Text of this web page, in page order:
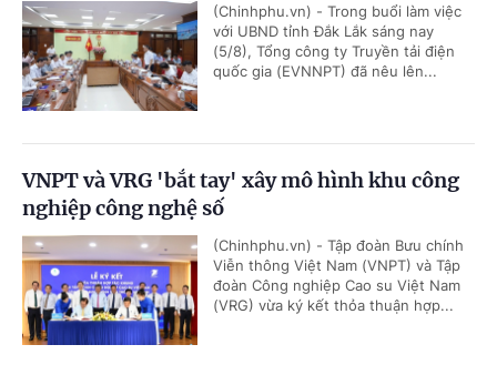
(Chinhphu.vn) - Trong buổi làm việc
với UBND tỉnh Đắk Lắk sáng nay
(5/8), Tổng công ty Truyền tải điện
quốc gia (EVNNPT) đã nêu lên...
VNPT và VRG 'bắt tay' xây mô hình khu công
nghiệp công nghệ số
(Chinhphu.vn) - Tập đoàn Bưu chính
Viễn thông Việt Nam (VNPT) và Tập
đoàn Công nghiệp Cao su Việt Nam
(VRG) vừa ký kết thỏa thuận hợp...